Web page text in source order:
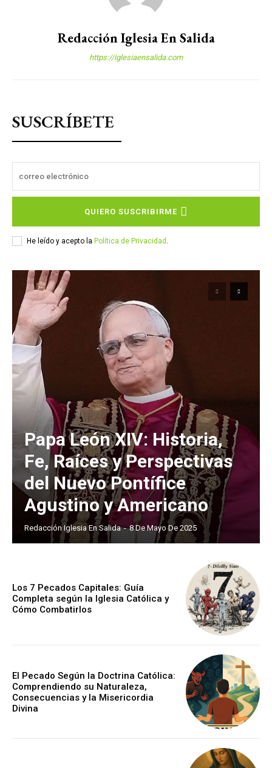
Redacción Iglesia En Salida
https://iglesiaensalida.com
SUSCRÍBETE
QUIERO SUSCRIBIRME
He leído y acepto la Política de Privacidad
Papa León XIV: Historia,
Fe, Raíces y Perspectivas
del Nuevo Pontífice
Agustino y Americano
Redacción Iglesia En Salida - 8 De Mayo De 2025
Los 7 Pecados Capitales: Guía
Completa según la Iglesia Católica y
Cómo Combatirlos
El Pecado Según la Doctrina Católica:
Comprendiendo su Naturaleza,
Consecuencias y la Misericordia
Divina